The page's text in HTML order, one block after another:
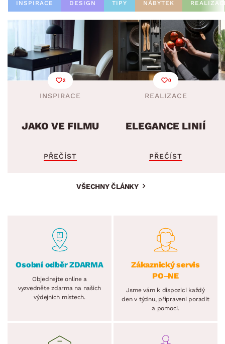
INSPIRACE DESIGN TIPY NÁBYTEK
2
INSPIRACE
JAKO VE FILMU
PŘEČÍST
0
REALIZACE
ELEGANCE LINIÍ
PŘEČÍST
VŠECHNY ČLÁNKY
Osobní odběr ZDARMA
Objednejte online a
vyzvedněte zdarma na našich
výdejních místech.
Zákaznický servis
PO–NE
Jsme vám k dispozici každý
den v týdnu, připraveni poradit
a pomoci.